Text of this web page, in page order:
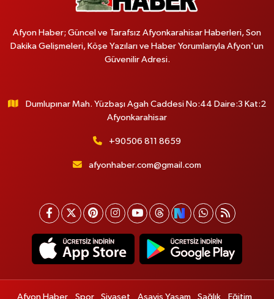
Afyon Haber; Güncel ve Tarafsız Afyonkarahisar Haberleri, Son
Dakika Gelişmeleri, Köşe Yazıları ve Haber Yorumlarıyla Afyon'un
Güvenilir Adresi.
Dumlupınar Mah. Yüzbaşı Agah Caddesi No:44 Daire:3 Kat:2
Afyonkarahisar
+90506 811 8659
afyonhaber.com@gmail.com
Afyon Haber Spor Siyaset Asayiş Yaşam Sağlık Eğitim